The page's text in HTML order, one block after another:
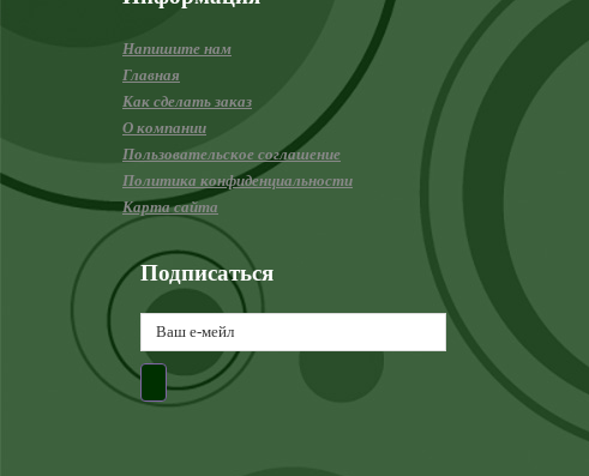
Напишите нам
Главная
Как сделать заказ
О компании
Пользовательское соглашение
Политика конфиденциальности
Карта сайта
Подписаться